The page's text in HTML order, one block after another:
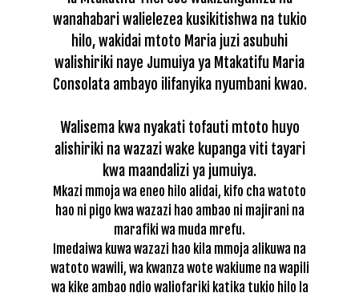
wanahabari walielezea kusikitishwa na tukio
hilo, wakidai mtoto Maria juzi asubuhi
walishiriki naye Jumuiya ya Mtakatifu Maria
Consolata ambayo ilifanyika nyumbani kwao.
Walisema kwa nyakati tofauti mtoto huyo
alishiriki na wazazi wake kupanga viti tayari
kwa maandalizi ya jumuiya.
Mkazi mmoja wa eneo hilo alidai, kifo cha watoto
hao ni pigo kwa wazazi hao ambao ni majirani na
marafiki wa muda mrefu.
Imedaiwa kuwa wazazi hao kila mmoja alikuwa na
watoto wawili, wa kwanza wote wakiume na wapili
wa kike ambao ndio waliofariki katika tukio hilo la